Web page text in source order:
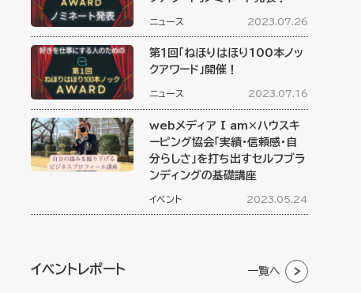
ニュース 2023.07.26
第１回「ねほりはほり100本ノッ
クアワード」開催！
ニュース 2023.07.16
webメディア I am×ハウスキ
ーピング協会「実績・信頼感・自
分らしさ」を打ち出すセルフブラ
ンディングの基礎講座
イベント 2023.05.24
イベントレポート 一覧へ